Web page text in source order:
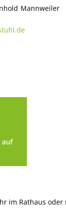
Mannweiler
auf
im Rathaus